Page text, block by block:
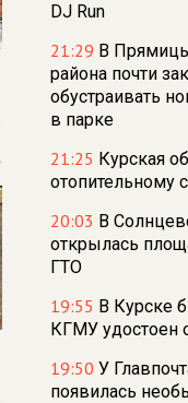
DJ Run
21:29 В
района почти
обустраивать
в парке
21:25 Курская
отопительному
20:03 В
открылась
ГТО
19:55 В Курске
КГМУ удостоен
19:50 У
появилась